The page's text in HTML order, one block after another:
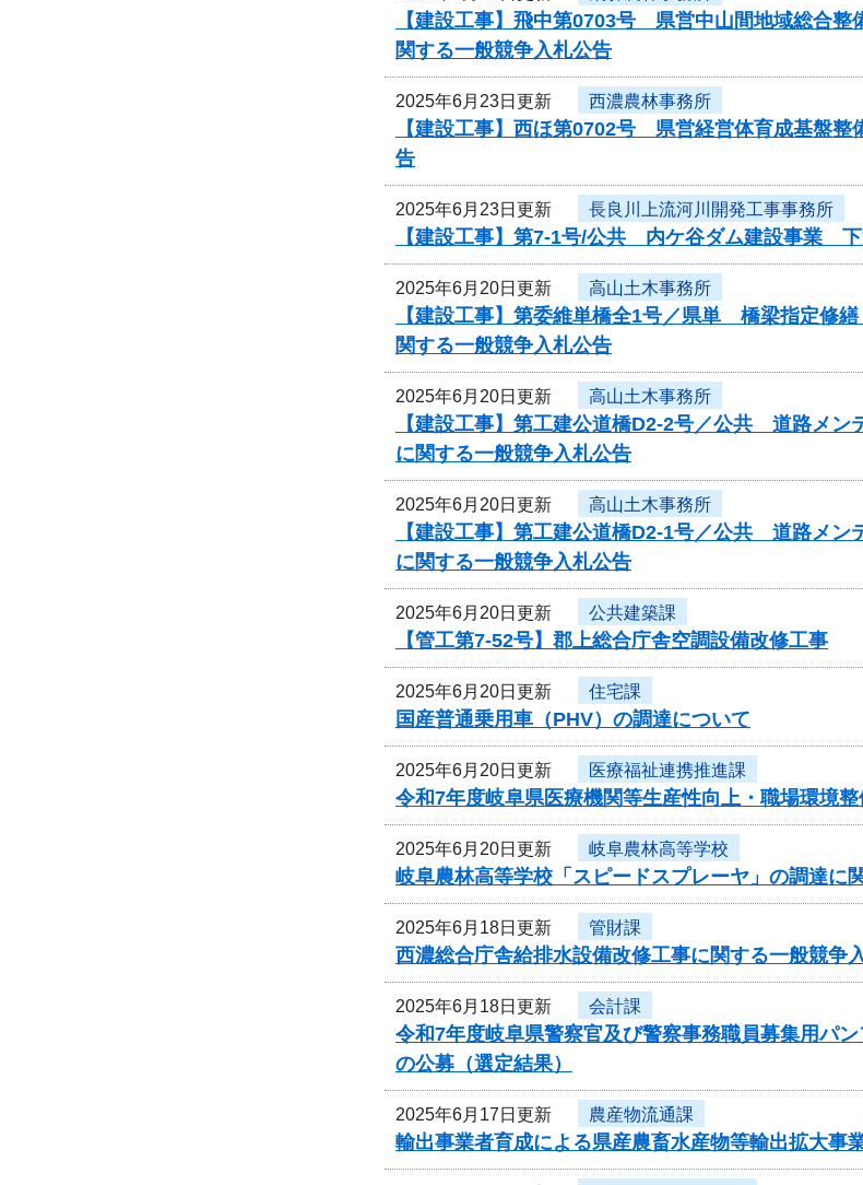
【建設工事】飛中第0703号 県営中山間地域総合
関する一般競争入札公告
2025年6月23日更新 西濃農林事務所
【建設工事】西ほ第0702号 県営経営体育成基盤
告
2025年6月23日更新 長良川上流河川開発工事事務所
【建設工事】第7-1号/公共 内ケ谷ダム建設事業
2025年6月20日更新 高山土木事務所
【建設工事】第委維単橋全1号／県単 橋梁指定修
関する一般競争入札公告
2025年6月20日更新 高山土木事務所
【建設工事】第工建公道橋D2-2号／公共 道路メ
に関する一般競争入札公告
2025年6月20日更新 高山土木事務所
【建設工事】第工建公道橋D2-1号／公共 道路メ
に関する一般競争入札公告
2025年6月20日更新 公共建築課
【管工第7-52号】郡上総合庁舎空調設備改修工事
2025年6月20日更新 住宅課
国産普通乗用車（PHV）の調達について
2025年6月20日更新 医療福祉連携推進課
令和7年度岐阜県医療機関等生産性向上・職場環境
2025年6月20日更新 岐阜農林高等学校
岐阜農林高等学校「スピードスプレーヤ」の調達に
2025年6月18日更新 管財課
西濃総合庁舎給排水設備改修工事に関する一般競争
2025年6月18日更新 会計課
令和7年度岐阜県警察官及び警察事務職員募集用パ
の公募（選定結果）
2025年6月17日更新 農産物流通課
輸出事業者育成による県産農畜水産物等輸出拡大事